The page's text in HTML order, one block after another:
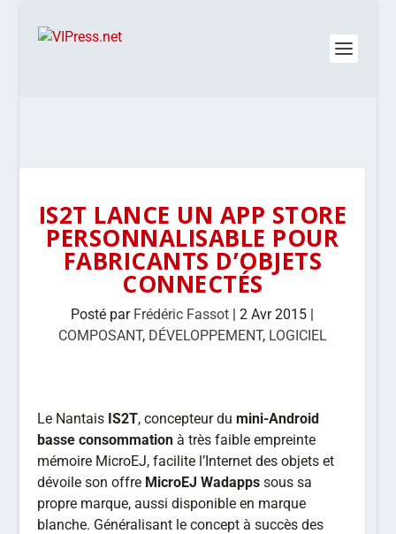
IS2T LANCE UN APP STORE
PERSONNALISABLE POUR
FABRICANTS D’OBJETS
CONNECTÉS
Posté par Frédéric Fassot |2 Avr 2015 |
COMPOSANT, DÉVELOPPEMENT, LOGICIEL
Le Nantais IS2T, concepteur dumini-Android
basse consommation à très faible empreinte
mémoire MicroEJ, facilite l’Internet des objets et
dévoile son offre MicroEJ Wadapps sous sa
propre marque, aussi disponible en marque
blanche. Généralisant le concept à succès des